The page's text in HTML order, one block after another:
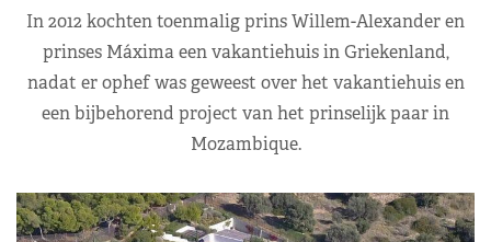
In 2012 kochten toenmalig prins Willem-Alexander en
prinses Máxima een vakantiehuis in Griekenland,
nadat er ophef was geweest over het vakantiehuis en
een bijbehorend project van het prinselijk paar in
Mozambique.